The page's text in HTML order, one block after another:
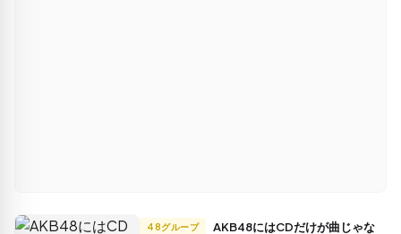
48グループ